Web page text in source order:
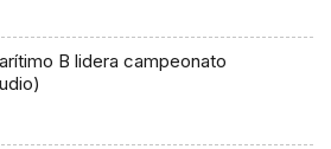
B lidera campeonato